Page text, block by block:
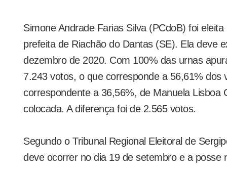
Simone Andrade Farias Silva (PCdoB) foi eleita
prefeita de Riachão do Dantas (SE). Ela deve
dezembro de 2020. Com 100% das urnas
7.243 votos, o que corresponde a 56,61% dos
correspondente a 36,56%, de Manuela Lisboa
colocada. A diferença foi de 2.565 votos.
Segundo o Tribunal Regional Eleitoral de
deve ocorrer no dia 19 de setembro e a posse